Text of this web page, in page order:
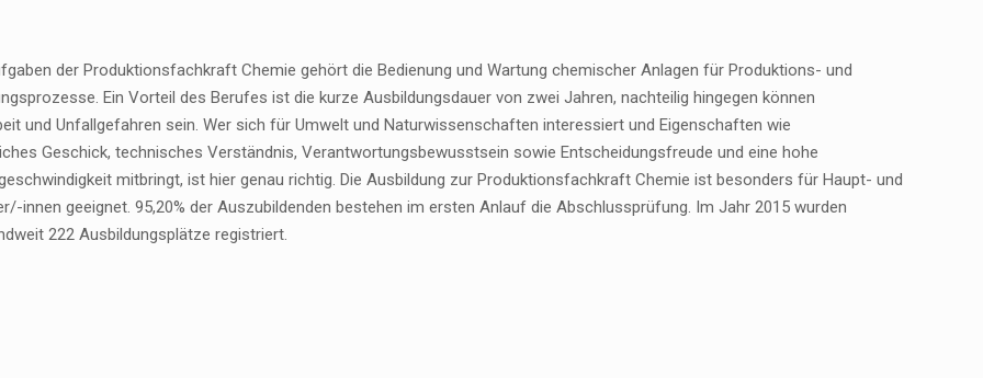
der Produktionsfachkraft Chemie gehört die Bedienung und Wartung chemischer Anlagen für Produktions- und
Ein Vorteil des Berufes ist die kurze Ausbildungsdauer von zwei Jahren, nachteilig hingegen können
und Unfallgefahren sein. Wer sich für Umwelt und Naturwissenschaften interessiert und Eigenschaften wie
Geschick, technisches Verständnis, Verantwortungsbewusstsein sowie Entscheidungsfreude und eine hohe
mitbringt, ist hier genau richtig. Die Ausbildung zur Produktionsfachkraft Chemie ist besonders für Haupt- und
innen geeignet. 95,20% der Auszubildenden bestehen im ersten Anlauf die Abschlussprüfung. Im Jahr 2015 wurden
222 Ausbildungsplätze registriert.